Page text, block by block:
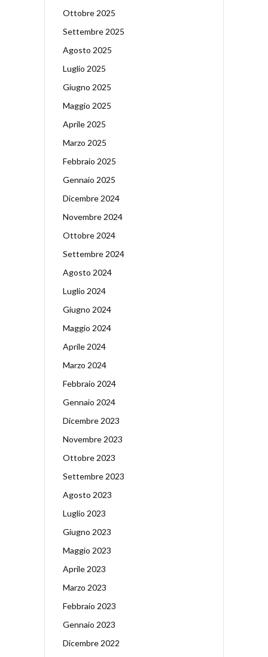
Ottobre 2025
Settembre 2025
Agosto 2025
Luglio 2025
Giugno 2025
Maggio 2025
Aprile 2025
Marzo 2025
Febbraio 2025
Gennaio 2025
Dicembre 2024
Novembre 2024
Ottobre 2024
Settembre 2024
Agosto 2024
Luglio 2024
Giugno 2024
Maggio 2024
Aprile 2024
Marzo 2024
Febbraio 2024
Gennaio 2024
Dicembre 2023
Novembre 2023
Ottobre 2023
Settembre 2023
Agosto 2023
Luglio 2023
Giugno 2023
Maggio 2023
Aprile 2023
Marzo 2023
Febbraio 2023
Gennaio 2023
Dicembre 2022